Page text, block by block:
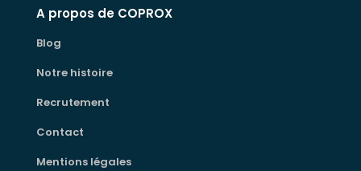
A propos de COPROX
Blog
Notre histoire
Recrutement
Contact
Mentions légales